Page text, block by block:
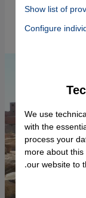
We use
with the
process your
more about
our website to
Show list of
Instagram
Configure